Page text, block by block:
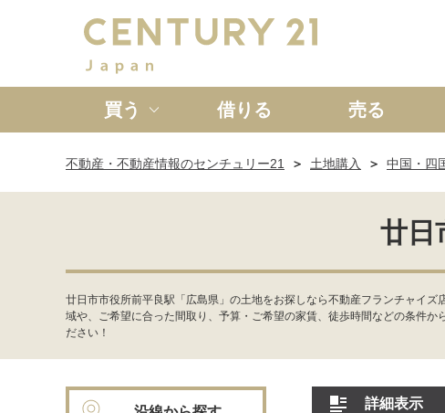
買う
新築一戸建て 中古一戸建て
借りる 売る
不動産・不動産情報のセンチュリー21 土地購入 中国・四
廿日
廿日市市役所前平良駅「広島県」の土地をお探しなら不動産フランチャイ
域や、ご希望に合った間取り、予算・ご希望の家賃、徒歩時間などの条件
ださい！
詳細表示